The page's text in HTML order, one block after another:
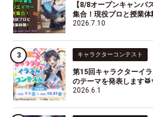
【8/8オープンキャン
集合！現役プロと授業体
2026.7.10
キャラクターコンテスト
第15回キャラクターイ
のテーマを発表します
2026.6.1